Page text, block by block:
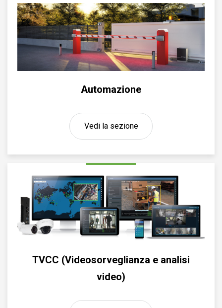
Automazione
Vedi la sezione
TVCC (Videosorveglianza e analisi
video)